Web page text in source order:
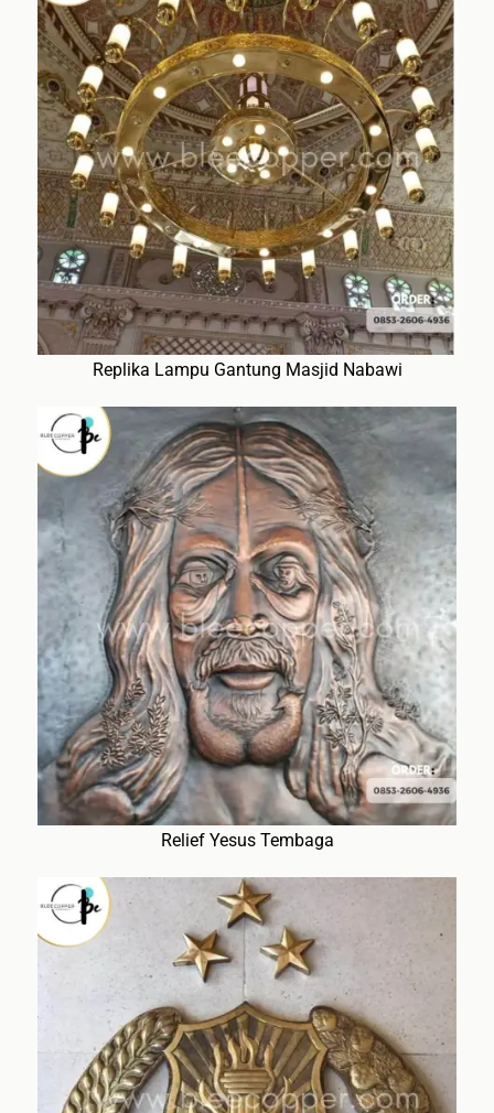
Replika Lampu Gantung Masjid Nabawi
Relief Yesus Tembaga